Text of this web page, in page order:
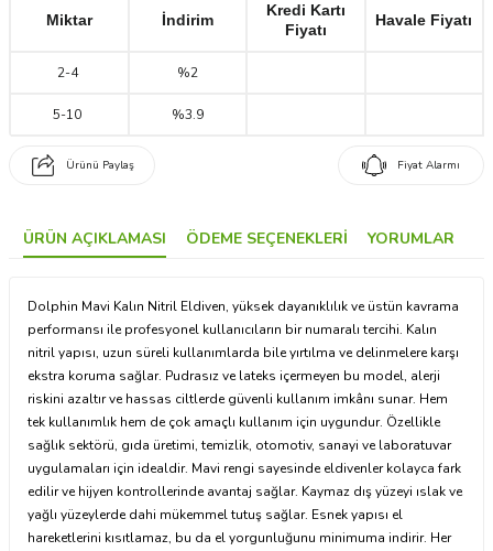
Miktar İndirim
Kredi Kartı
Fiyatı
Havale Fiyatı
2-4 %2
5-10 %3.9
Ürünü Paylaş Fiyat Alarmı
ÜRÜN AÇIKLAMASI ÖDEME SEÇENEKLERI YORUMLAR
Dolphin Mavi Kalın Nitril Eldiven, yüksek dayanıklılık ve üstün kavrama
performansı ile profesyonel kullanıcıların bir numaralı tercihi. Kalın
nitril yapısı, uzun süreli kullanımlarda bile yırtılma ve delinmelere karşı
ekstra koruma sağlar. Pudrasız ve lateks içermeyen bu model, alerji
riskini azaltır ve hassas ciltlerde güvenli kullanım imkânı sunar. Hem
tek kullanımlık hem de çok amaçlı kullanım için uygundur. Özellikle
sağlık sektörü, gıda üretimi, temizlik, otomotiv, sanayi ve laboratuvar
uygulamaları için idealdir. Mavi rengi sayesinde eldivenler kolayca fark
edilir ve hijyen kontrollerinde avantaj sağlar. Kaymaz dış yüzeyi ıslak ve
yağlı yüzeylerde dahi mükemmel tutuş sağlar. Esnek yapısı el
hareketlerini kısıtlamaz, bu da el yorgunluğunu minimuma indirir. Her